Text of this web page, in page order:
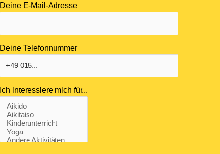
Deine E-Mail-Adresse
Deine Telefonnummer
Ich interessiere mich für...